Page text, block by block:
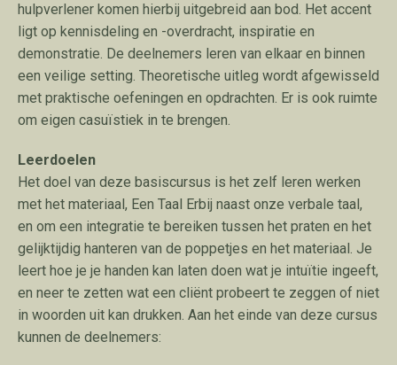
hulpverlener komen hierbij uitgebreid aan bod. Het accent
ligt op kennisdeling en -overdracht, inspiratie en
demonstratie. De deelnemers leren van elkaar en binnen
een veilige setting. Theoretische uitleg wordt afgewisseld
met praktische oefeningen en opdrachten. Er is ook ruimte
om eigen casuïstiek in te brengen.
Leerdoelen
Het doel van deze basiscursus is het zelf leren werken
met het materiaal, Een Taal Erbij naast onze verbale taal,
en om een integratie te bereiken tussen het praten en het
gelijktijdig hanteren van de poppetjes en het materiaal. Je
leert hoe je je handen kan laten doen wat je intuïtie ingeeft,
en neer te zetten wat een cliënt probeert te zeggen of niet
in woorden uit kan drukken. Aan het einde van deze cursus
kunnen de deelnemers: